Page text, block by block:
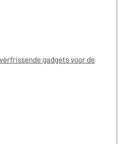
gadgets voor de